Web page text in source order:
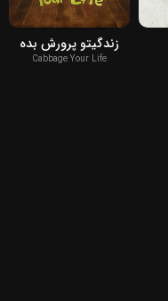
2026
زندگیتو پرورش بده
Cabbage Your Life